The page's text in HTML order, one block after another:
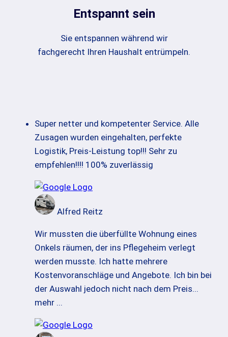
Entspannt sein
Sie entspannen während wir
fachgerecht Ihren Haushalt entrümpeln.
Super netter und kompetenter Service. Alle
Zusagen wurden eingehalten, perfekte
Logistik, Preis-Leistung top!!! Sehr zu
empfehlen!!!! 100% zuverlässig
Alfred Reitz
Wir mussten die überfüllte Wohnung eines
Onkels räumen, der ins Pflegeheim verlegt
werden musste. Ich hatte mehrere
Kostenvoranschläge und Angebote. Ich bin bei
der Auswahl jedoch nicht nach dem Preis...
mehr ...